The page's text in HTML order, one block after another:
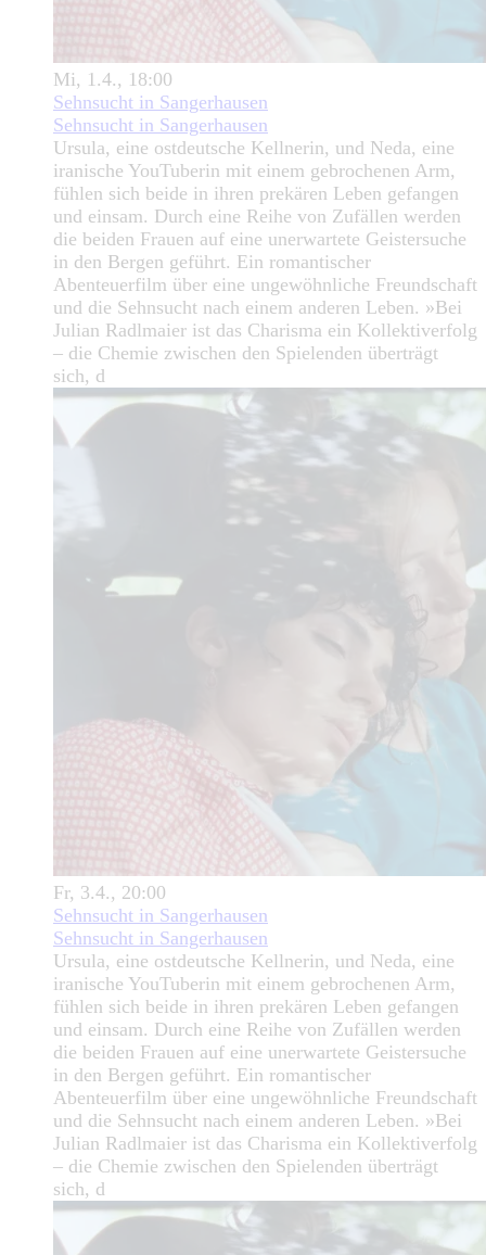
Mi, 1.4., 18:00
Sehnsucht in Sangerhausen
Sehnsucht in Sangerhausen
Ursula, eine ostdeutsche Kellnerin, und Neda, eine
iranische YouTuberin mit einem gebrochenen Arm,
fühlen sich beide in ihren prekären Leben gefangen
und einsam. Durch eine Reihe von Zufällen werden
die beiden Frauen auf eine unerwartete Geistersuche
in den Bergen geführt. Ein romantischer
Abenteuerfilm über eine ungewöhnliche Freundschaft
und die Sehnsucht nach einem anderen Leben. »Bei
Julian Radlmaier ist das Charisma ein Kollektiverfolg
– die Chemie zwischen den Spielenden überträgt
sich, d
Fr, 3.4., 20:00
Sehnsucht in Sangerhausen
Sehnsucht in Sangerhausen
Ursula, eine ostdeutsche Kellnerin, und Neda, eine
iranische YouTuberin mit einem gebrochenen Arm,
fühlen sich beide in ihren prekären Leben gefangen
und einsam. Durch eine Reihe von Zufällen werden
die beiden Frauen auf eine unerwartete Geistersuche
in den Bergen geführt. Ein romantischer
Abenteuerfilm über eine ungewöhnliche Freundschaft
und die Sehnsucht nach einem anderen Leben. »Bei
Julian Radlmaier ist das Charisma ein Kollektiverfolg
– die Chemie zwischen den Spielenden überträgt
sich, d